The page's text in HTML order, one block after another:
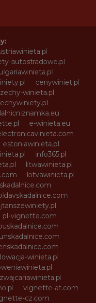
autostradowe.pl
cenywiniet.pl
winieta.pl
e-winieta.eu
estoniawinieta.pl
info365.pl
litwawinieta.pl
lotvawinieta.pl
pl-vignette.com
winieta.pl
vignette-at.com
cz.com